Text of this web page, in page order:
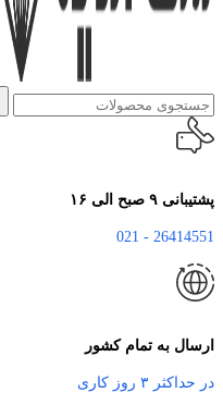
پشتیبانی ۹ صبح الی ۱۶
26414551 - 021
ارسال به تمام کشور
در حداکثر ۳ روز کاری